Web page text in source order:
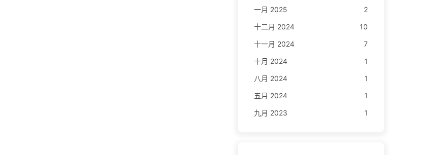
一月 2025
2
十二月 2024
10
十一月 2024
7
十月 2024
1
八月 2024
1
五月 2024
1
九月 2023
1